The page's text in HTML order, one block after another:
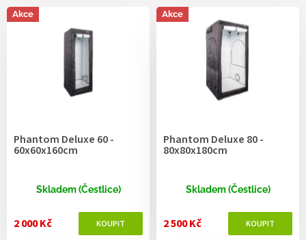
V
ý
Akce
Phantom Deluxe 60 -
60x60x160cm
Skladem (Čestlice)
2 000 Kč
Akce
Phantom Deluxe 80 -
80x80x180cm
Skladem (Čestlice)
2 500 Kč